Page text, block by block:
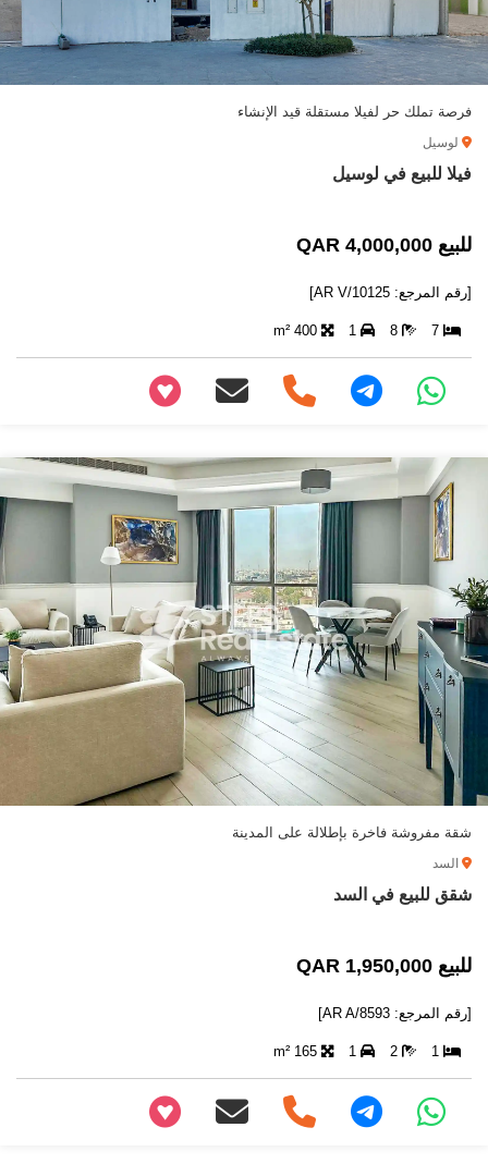
فرصة تملك حر لفيلا مستقلة قيد الإنشاء
لوسيل
فيلا للبيع في لوسيل
للبيع 4,000,000 QAR
[رقم المرجع: AR V/10125]
7
8
1
400 m²
شقة مفروشة فاخرة بإطلالة على المدينة
السد
شقق للبيع في السد
للبيع 1,950,000 QAR
[رقم المرجع: AR A/8593]
1
2
1
165 m²